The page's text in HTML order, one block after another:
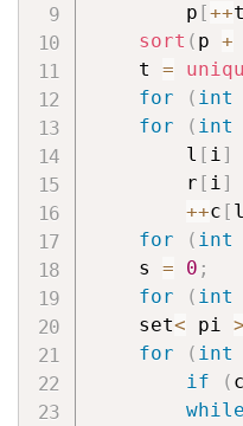
        p
[++t
sort ( p +
    t
=
for
( int
for
( int
        l
[ i]
        r
[ i]
++c [ l
for
( int
    s
= 0 ;
for
( int
    set
< pi >
for
( int
if
( c
while